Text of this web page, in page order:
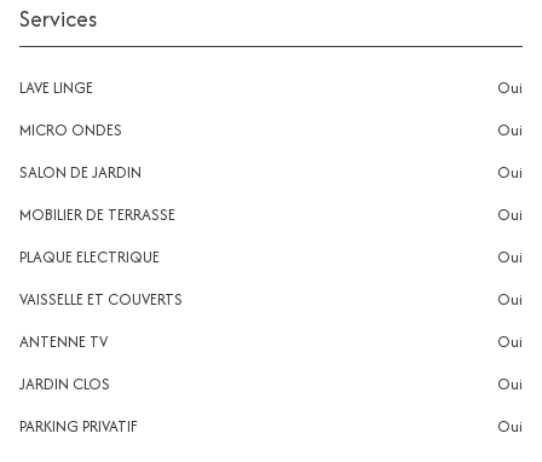
Services
LAVE LINGE
oui
MICRO ONDES
oui
SALON DE JARDIN
oui
MOBILIER DE TERRASSE
oui
PLAQUE ELECTRIQUE
oui
VAISSELLE ET COUVERTS
oui
ANTENNE TV
oui
JARDIN CLOS
oui
PARKING PRIVATIF
oui